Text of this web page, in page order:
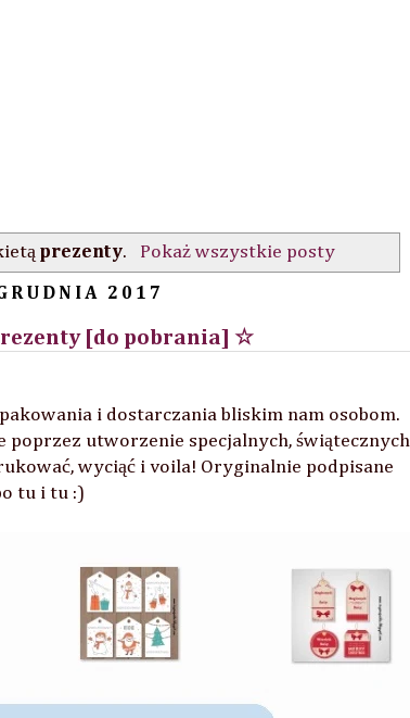
prezenty. Pokaż wszystkie posty
2017
[do pobrania] ☆
i dostarczania bliskim nam osobom.
poprzez utworzenie specjalnych, świątecznych
wyciąć i voila! Oryginalnie podpisane
tu i tu :)